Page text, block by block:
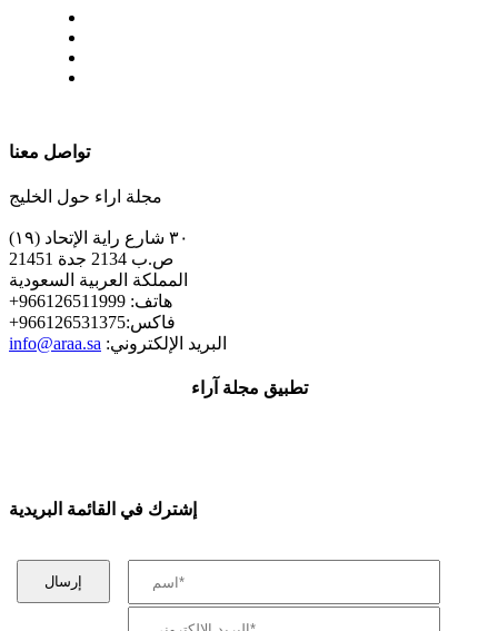
تواصل معنا
مجلة اراء حول الخليج
٣٠ شارع راية الإتحاد (١٩)
ص.ب 2134 جدة 21451
المملكة العربية السعودية
+هاتف: 966126511999
+فاكس:966126531375
info@araa.sa :البريد الإلكتروني
تطبيق مجلة آراء
إشترك في القائمة البريدية